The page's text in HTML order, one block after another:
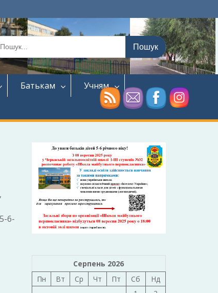
Батькам
Учням
6-
Серпень 2026
Пн
Вт Ср Чт Пт Сб
Нд